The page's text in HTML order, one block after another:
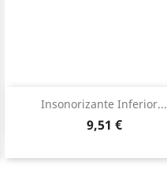
Insonorizante Inferior...
Precio
9,51 €
Vista rápida